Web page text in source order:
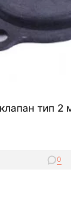
тип 2
0